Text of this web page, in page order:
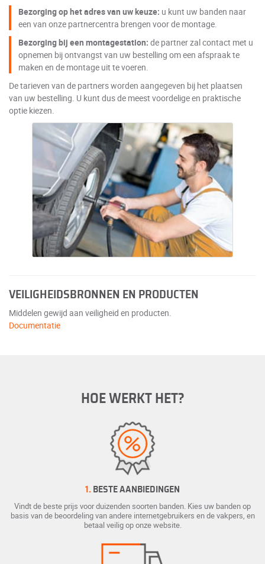
Bezorging op het adres van uw keuze: u kunt uw banden naar
een van onze partnercentra brengen voor de montage.
Bezorging bij een montagestation: de partner zal contact met u
opnemen bij ontvangst van uw bestelling om een afspraak te
maken en de montage uit te voeren.
De tarieven van de partners worden aangegeven bij het plaatsen
van uw bestelling. U kunt dus de meest voordelige en praktische
optie kiezen.
VEILIGHEIDSBRONNEN EN PRODUCTEN
Middelen gewijd aan veiligheid en producten.
Documentatie
HOE WERKT HET?
1. BESTE AANBIEDINGEN
Vindt de beste prijs voor duizenden soorten banden. Kies uw banden op
basis van de beoordeling van andere internetgebruikers en de vakpers, en
betaal veilig op onze website.